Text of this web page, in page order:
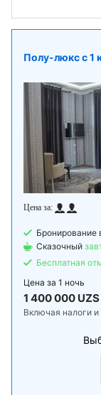
Полу-люкс с 1
Бронирование
Сказочный
Бесплатная
Цена за 1 ночь
1 400 000 UZS
Включая налоги